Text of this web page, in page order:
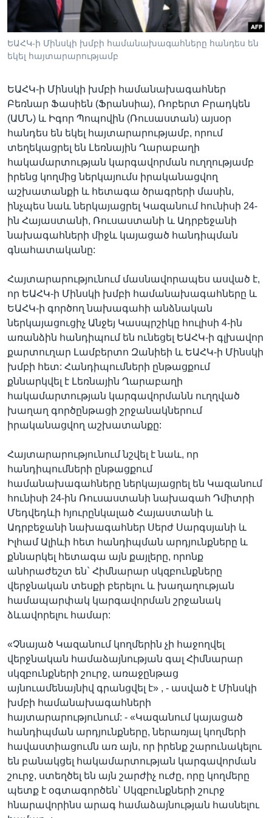
Լեզուներ
ԵԱՀԿ-ի Մինսկի խմբի համանախագահները հանդես են
եկել հայտարարությամբ
ԵԱՀԿ-ի Մինսկի խմբի համանախագահներ
Բեռնար Ֆասիեն (Ֆրանսիա), Ռոբերտ Բրադկեն
(ԱՄՆ) և Իգոր Պոպովին (Ռուսաստան) այսօր
հանդես են եկել հայտարարությամբ, որում
տեղեկացրել են Լեռնային Ղարաբաղի
հակամարտության կարգավորման ուղղությամբ
իրենց կողմից ներկայումս իրականացվող
աշխատանքի և հետագա ծրագրերի մասին,
ինչպես նաև ներկայացրել Կազանում հունիսի 24-
ին Հայաստանի, Ռուսաստանի և Ադրբեջանի
նախագահների միջև կայացած հանդիպման
գնահատականը:
Հայտարարությունում մասնավորապես ասված է,
որ ԵԱՀԿ-ի Մինսկի խմբի համանախագահները և
ԵԱՀԿ-ի գործող նախագահի անձնական
ներկայացուցիչ Անջեյ Կասպրշիկը հուլիսի 4-ին
առանձին հանդիպում են ունեցել ԵԱՀԿ-ի գլխավոր
քարտուղար Լամբերտո Զանիեի և ԵԱՀԿ-ի Մինսկի
խմբի հետ: Հանդիպումների ընթացքում
քննարկվել է Լեռնային Ղարաբաղի
հակամարտության կարգավորմանն ուղղված
խաղաղ գործընթացի շրջանակներում
իրականացվող աշխատանքը:
Հայտարարությունում նշվել է նաև, որ
հանդիպումների ընթացքում
համանախագահները ներկայացրել են Կազանում
հունիսի 24-ին Ռուսաստանի նախագահ Դմիտրի
Մեդվեդևի հյուրընկալած Հայաստանի և
Ադրբեջանի նախագահներ Սերժ Սարգսյանի և
Իլհամ Ալիևի հետ հանդիպման արդյունքները և
քննարկել հետագա այն քայլերը, որոնք
անհրաժեշտ են` Հիմնարար սկզբունքները
վերջնական տեսքի բերելու և խաղաղության
համապարփակ կարգավորման շրջանակ
ձևավորելու համար:
«Չնայած Կազանում կողմերին չի հաջողվել
վերջնական համաձայնության գալ Հիմնարար
սկզբունքների շուրջ, առաջընթաց
այնուամենայնիվ գրանցվել է» , - ասված է Մինսկի
խմբի համանախագահների
հայտարարությունում: - «Կազանում կայացած
հանդիպման արդյունքները, ներառյալ կողմերի
հավաստիացումն առ այն, որ իրենք շարունակելու
են բանակցել հակամարտության կարգավորման
շուրջ, ստեղծել են այն շարժիչ ուժը, որը կողմերը
պետք է օգտագործեն` Սկզբունքների շուրջ
հնարավորինս արագ համաձայնության հասնելու